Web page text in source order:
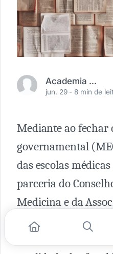
Academia Médica
jun. 29 - 8 min de
Mediante ao fechar
governamental
das escolas
parceria do
Medicina e da
Educação Médica